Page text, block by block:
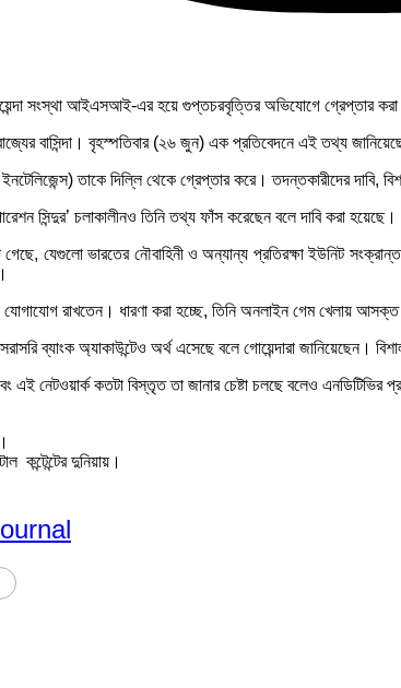
সংস্থা আইএসআই-এর হয়ে গুপ্তচরবৃত্তির অভিযোগে গ্রেপ্তার
বাসিন্দা। বৃহস্পতিবার (২৬ জুন) এক প্রতিবেদনে এই তথ্য
তাকে দিল্লি থেকে গ্রেপ্তার করে। তদন্তকারীদের দাবি,
সিন্দুর’ চলাকালীনও তিনি তথ্য ফাঁস করেছেন বলে দাবি করা হয়েছে।
যেগুলো ভারতের নৌবাহিনী ও অন্যান্য প্রতিরক্ষা ইউনিট
যোগাযোগ রাখতেন। ধারণা করা হচ্ছে, তিনি অনলাইন গেম খেলায়
ব্যাংক অ্যাকাউন্টেও অর্থ এসেছে বলে গোয়েন্দারা জানিয়েছেন।
নেটওয়ার্ক কতটা বিস্তৃত তা জানার চেষ্টা চলছে বলেও এনডিটিভির
কন্টেন্টের দুনিয়ায়।